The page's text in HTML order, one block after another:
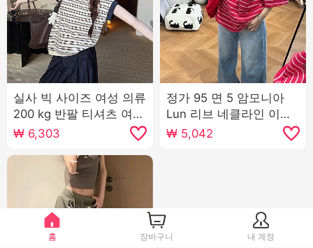
실사 빅 사이즈 여성 의류
200 kg 반팔 티셔츠 여름
2026 새로운 트렌디 루
즈핏 아메리칸 스트라이
프 배색 라운드 넥 맨위
₩ 6,303
정가 95 면 5 암모니아
Lun 리브 네클라인 이후
테두리 비스듬한 어깨 반
팔 스트라이프 티셔츠 여
₩ 5,042
홈 장바구니 내 계정